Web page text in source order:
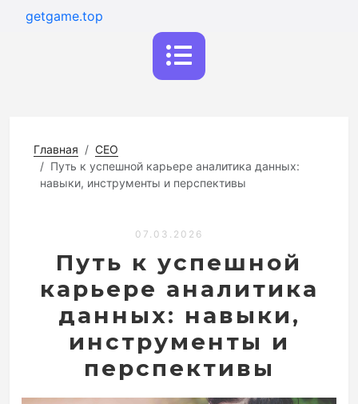
getgame.top
Главная
CEO
Путь к успешной карьере аналитика данных:
навыки, инструменты и перспективы
07.03.2026
Путь к успешной
карьере аналитика
данных: навыки,
инструменты и
перспективы